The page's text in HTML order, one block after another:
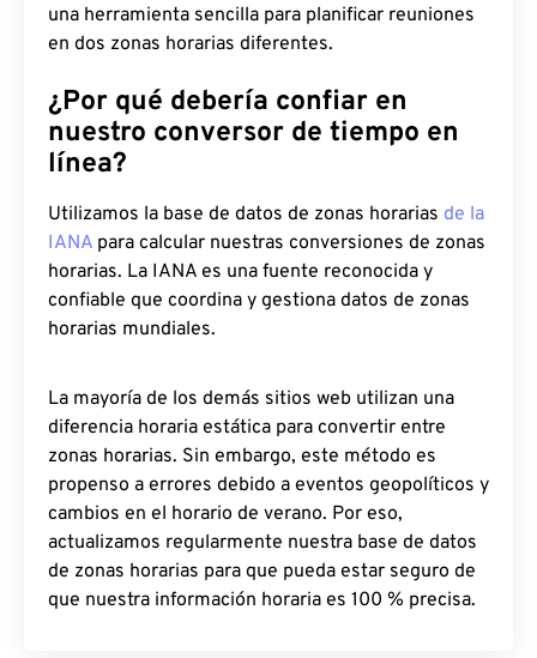
una herramienta sencilla para planificar reuniones
en dos zonas horarias diferentes.
¿Por qué debería confiar en
nuestro conversor de tiempo en
línea?
Utilizamos la base de datos de zonas horarias de la
IANA para calcular nuestras conversiones de zonas
horarias. La IANA es una fuente reconocida y
confiable que coordina y gestiona datos de zonas
horarias mundiales.
La mayoría de los demás sitios web utilizan una
diferencia horaria estática para convertir entre
zonas horarias. Sin embargo, este método es
propenso a errores debido a eventos geopolíticos y
cambios en el horario de verano. Por eso,
actualizamos regularmente nuestra base de datos
de zonas horarias para que pueda estar seguro de
que nuestra información horaria es 100 % precisa.